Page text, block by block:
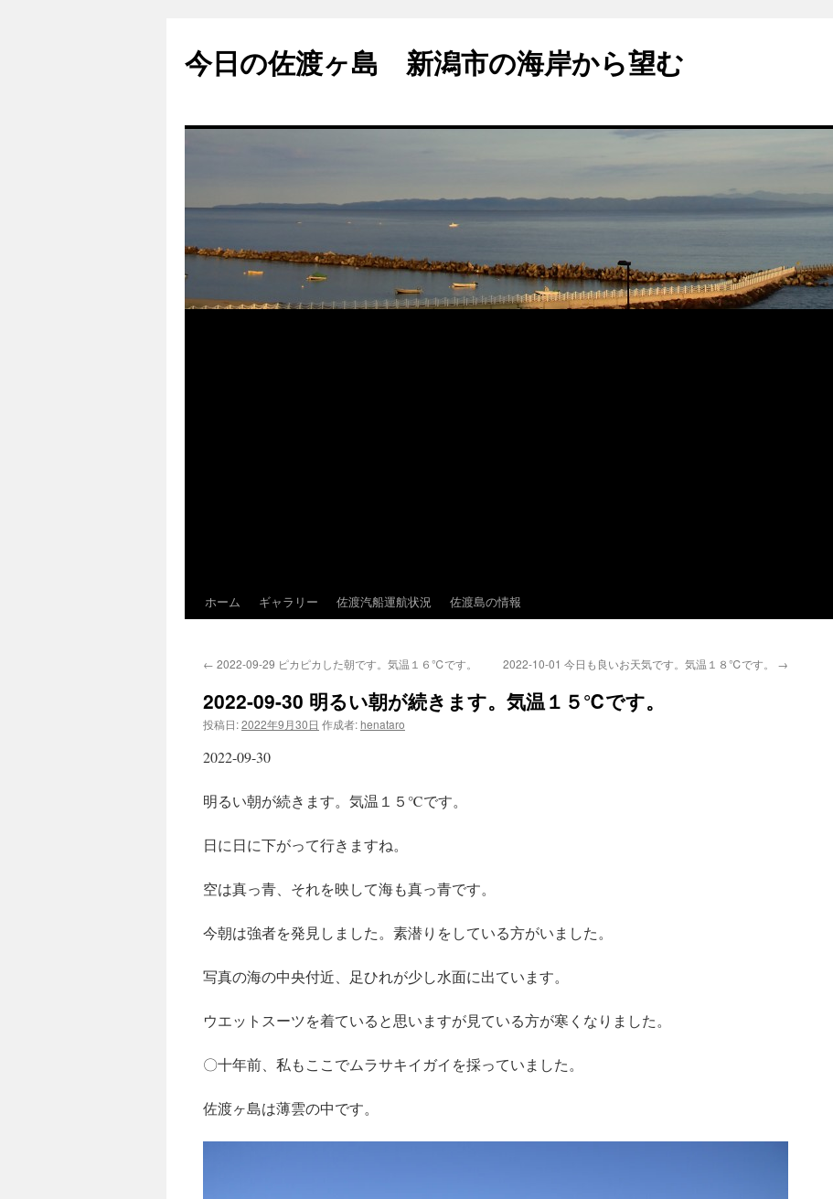
テ
ス
今日の佐渡ヶ島 新潟市の海岸から望む
ホーム ギャラリー 佐渡汽船運航状況 佐渡島の情報
← 2022-09-29 ピカピカした朝です。気温１６℃です。 2022-10-01 今日も良いお天気です。気温１８℃です。 →
2022-09-30 明るい朝が続きます。気温１５℃です。
投稿日:2022年9月30日 作成者: henataro
2022-09-30
明るい朝が続きます。気温１５℃です。
日に日に下がって行きますね。
空は真っ青、それを映して海も真っ青です。
今朝は強者を発見しました。素潜りをしている方がいました。
写真の海の中央付近、足ひれが少し水面に出ています。
ウエットスーツを着ていると思いますが見ている方が寒くなりました。
〇十年前、私もここでムラサキイガイを採っていました。
佐渡ヶ島は薄雲の中です。